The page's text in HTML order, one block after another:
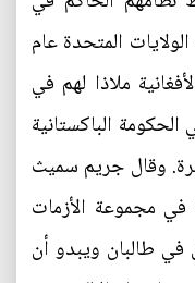
المتحدة عام
ملاذا لهم في
الباكستانية
وقال جريم سميث
في مجموعة الأزمات
طالبان ويبدو أن